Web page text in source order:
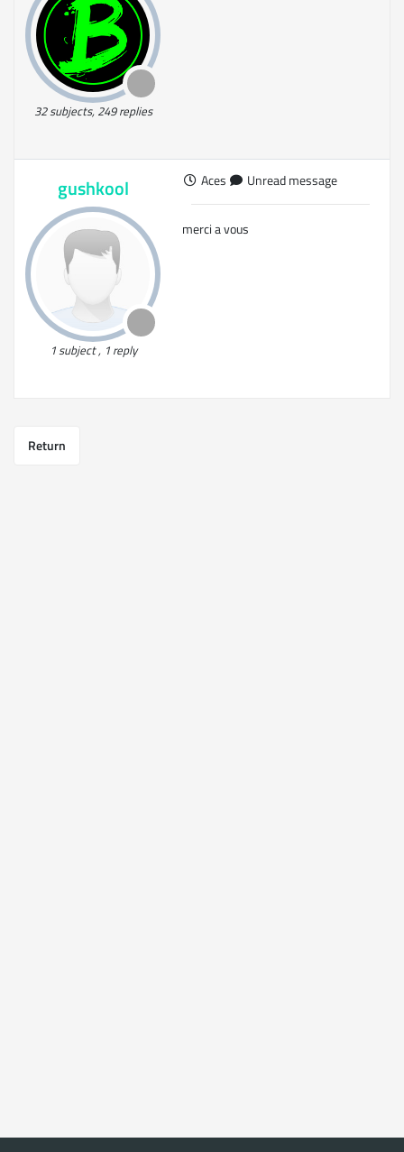
32 subjects, 249 replies
gushkool
1 subject , 1 reply
Aces Unread message
merci a vous
Return